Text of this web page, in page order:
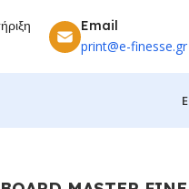
Email
print@e-finesse.gr